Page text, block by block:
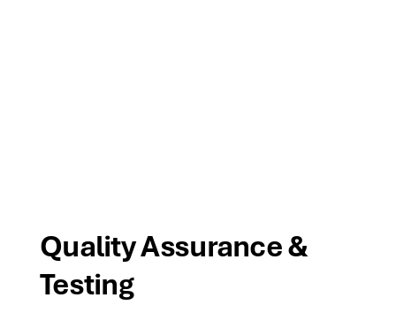
Quality Assurance &
Testing